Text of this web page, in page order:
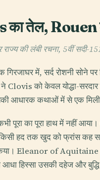
का तेल,
की लंबी रचना, 5वीं सदी-
में, सर्द रोशनी सोने
ने Clovis को केवल योद्धा-
आधारक कथाओं में से एक मिली:
पूरा का पूरा हाथ में नहीं
किसी हद तक खुद को फ्रांस
Eleanor of
हिस्सा उसकी दहेज और